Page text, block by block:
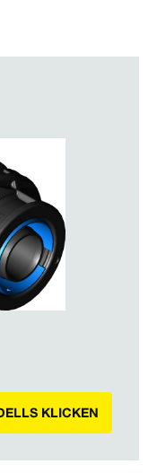
KLICKEN